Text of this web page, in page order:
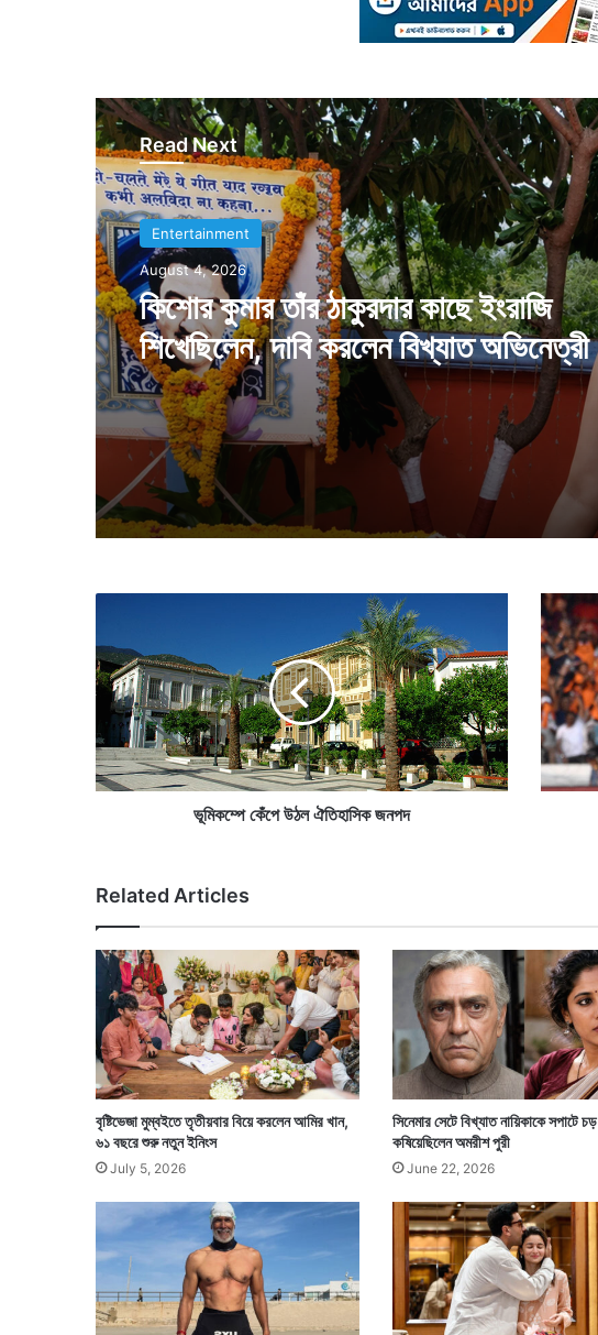
Read Next
Entertainment
August 4, 2026
কিশোর কুমার তাঁর ঠাকুরদার কাছে ইংরাজি
শিখেছিলেন, দাবি করলেন বিখ্যাত অভিনেত্রী
ক
ম্পে
কেঁ
উ
ঠ
ল
ক
জ
ন
ভূমিকম্পে কেঁপে উঠল ঐতিহাসিক জনপদ
জো
ড়া
সে
ঞ্চু
রি
তে
ভ
র
ক
য়
সা
ন
রা
ই
জা
র্স
Related Articles
বৃষ্টিভেজা মুম্বইতে তৃতীয়বার বিয়ে করলেন আমির খান,
৬১ বছরে শুরু নতুন ইনিংস
July 5, 2026
সিনেমার সেটে বিখ্যাত নায়িকাকে সপাটে চড়
কষিয়েছিলেন অমরীশ পুরী
June 22, 2026